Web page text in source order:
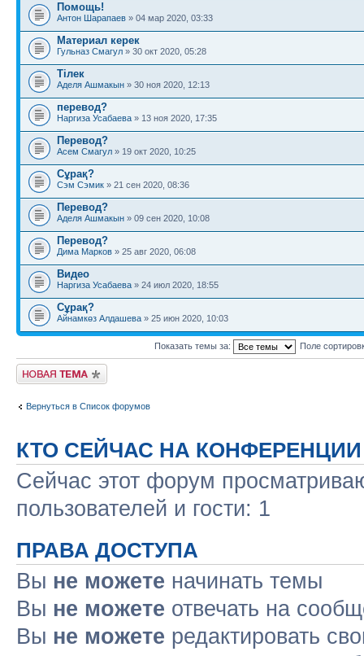
Помощь!
Антон Шарапаев » 04 мар 2020, 03:33
Материал керек
Гульназ Смагул » 30 окт 2020, 05:28
Тілек
Аделя Ашмакын » 30 ноя 2020, 12:13
перевод?
Наргиза Усабаева » 13 ноя 2020, 17:35
Перевод?
Асем Смагул » 19 окт 2020, 10:25
Сұрақ?
Сэм Сэмик » 21 сен 2020, 08:36
Перевод?
Аделя Ашмакын » 09 сен 2020, 10:08
Перевод?
Дима Марков » 25 авг 2020, 06:08
Видео
Наргиза Усабаева » 24 июл 2020, 18:55
Сұрақ?
Айнамкөз Алдашева » 25 июн 2020, 10:03
Показать темы за: Поле
Новая тема
Вернуться в Список форумов
КТО СЕЙЧАС НА КОНФЕРЕНЦИИ
Сейчас этот форум
пользователей и гости: 1
ПРАВА ДОСТУПА
Вы не можете начинать темы
Вы не можете отвечать на
Вы не можете редактировать